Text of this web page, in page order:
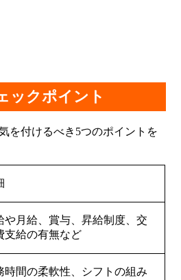
ックポイント
を付けるべき5つのポイントを
や月給、賞与、昇給制度、交
支給の有無など
時間の柔軟性、シフトの組み